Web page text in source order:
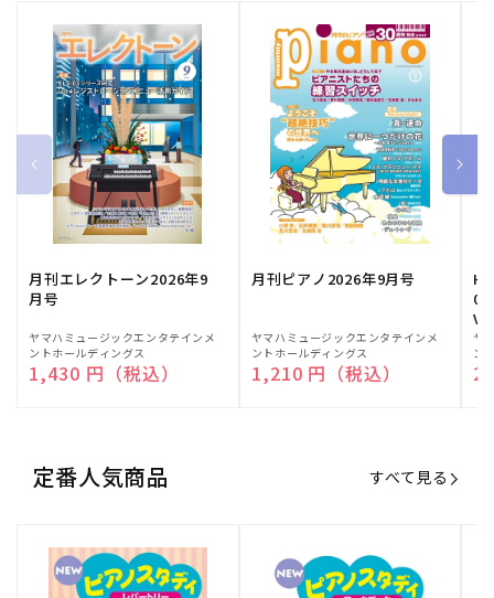
月刊エレクトーン2026年9
月号
販
売
元:
ヤマハミュージックエンタテインメ
ントホールディングス
通常価格
1,430 円（税込）
月刊ピアノ2026年9月号
販
売
元:
ヤマハミュージックエンタテインメ
ントホールディングス
通常価格
1,210 円（税込）
販
売
元:
ヤ
ン
定番人気商品 すべて見る